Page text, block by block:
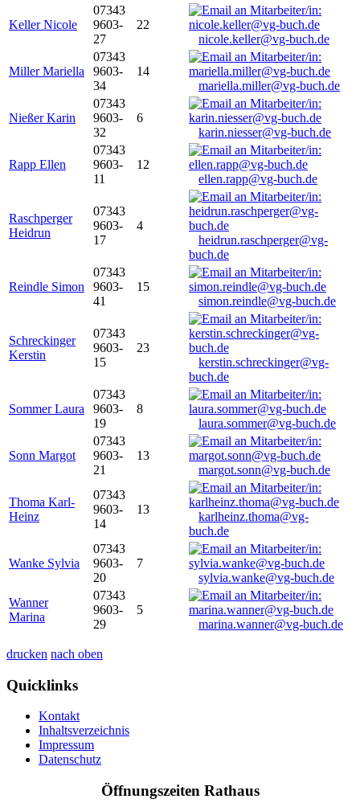
Keller Nicole
07343
9603-
27
22
nicole.keller@vg-buch.de
Miller Mariella
07343
9603-
34
14
mariella.miller@vg-buch.de
Nießer Karin
07343
9603-
32
6
karin.niesser@vg-buch.de
Rapp Ellen
07343
9603-
11
12
ellen.rapp@vg-buch.de
Raschperger
Heidrun
07343
9603-
17
4
heidrun.raschperger@vg-
buch.de
Reindle Simon
07343
9603-
41
15
simon.reindle@vg-buch.de
Schreckinger
Kerstin
07343
9603-
15
23
kerstin.schreckinger@vg-
buch.de
Sommer Laura
07343
9603-
19
8
laura.sommer@vg-buch.de
Sonn Margot
07343
9603-
21
13
margot.sonn@vg-buch.de
Thoma Karl-
Heinz
07343
9603-
14
13
karlheinz.thoma@vg-
buch.de
Wanke Sylvia
07343
9603-
20
7
sylvia.wanke@vg-buch.de
Wanner
Marina
07343
9603-
29
5
marina.wanner@vg-buch.de
drucken nach oben
Quicklinks
Kontakt
Inhaltsverzeichnis
Impressum
Datenschutz
Öffnungszeiten Rathaus